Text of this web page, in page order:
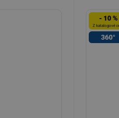
- 10 %
Z katalogové
360°